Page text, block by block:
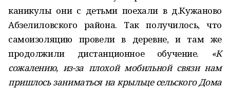
каникулы они с детьми поехали в д.Кужаново
Абзелиловского района. Так получилось, что
самоизоляцию провели в деревне, и там же
продолжили дистанционное обучение. «К
сожалению, из-за плохой мобильной связи нам
пришлось заниматься на крыльце сельского Дома